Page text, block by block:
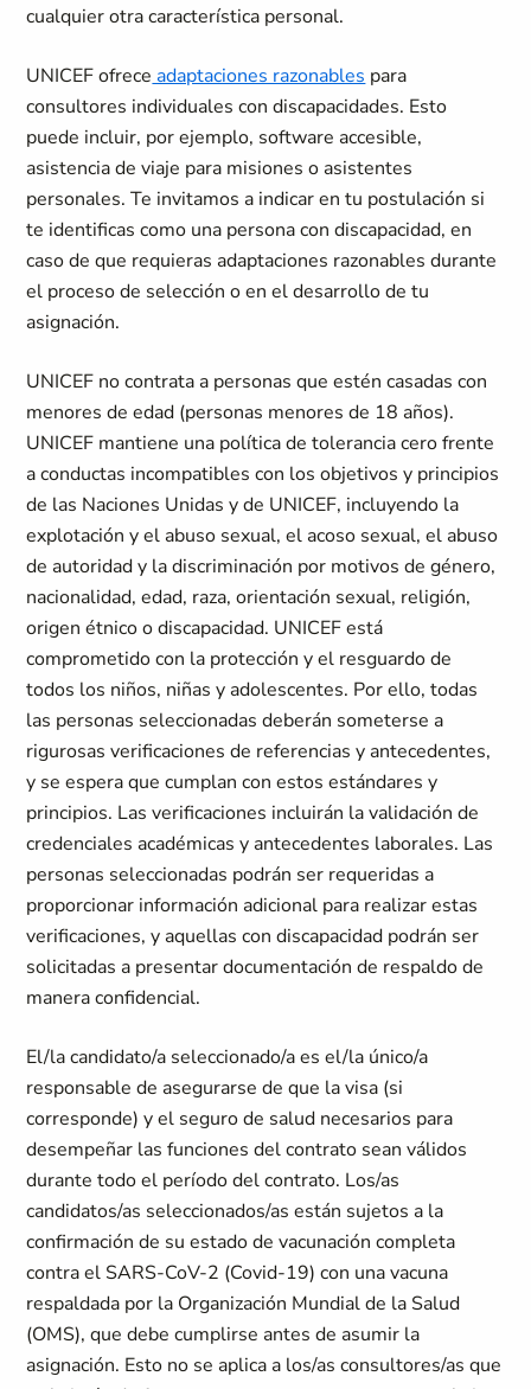
cualquier otra característica personal.
UNICEF ofrece adaptaciones razonables para
consultores individuales con discapacidades. Esto
puede incluir, por ejemplo, software accesible,
asistencia de viaje para misiones o asistentes
personales. Te invitamos a indicar en tu postulación si
te identificas como una persona con discapacidad, en
caso de que requieras adaptaciones razonables durante
el proceso de selección o en el desarrollo de tu
asignación.
UNICEF no contrata a personas que estén casadas con
menores de edad (personas menores de 18 años).
UNICEF mantiene una política de tolerancia cero frente
a conductas incompatibles con los objetivos y principios
de las Naciones Unidas y de UNICEF, incluyendo la
explotación y el abuso sexual, el acoso sexual, el abuso
de autoridad y la discriminación por motivos de género,
nacionalidad, edad, raza, orientación sexual, religión,
origen étnico o discapacidad. UNICEF está
comprometido con la protección y el resguardo de
todos los niños, niñas y adolescentes. Por ello, todas
las personas seleccionadas deberán someterse a
rigurosas verificaciones de referencias y antecedentes,
y se espera que cumplan con estos estándares y
principios. Las verificaciones incluirán la validación de
credenciales académicas y antecedentes laborales. Las
personas seleccionadas podrán ser requeridas a
proporcionar información adicional para realizar estas
verificaciones, y aquellas con discapacidad podrán ser
solicitadas a presentar documentación de respaldo de
manera confidencial.
El/la candidato/a seleccionado/a es el/la único/a
responsable de asegurarse de que la visa (si
corresponde) y el seguro de salud necesarios para
desempeñar las funciones del contrato sean válidos
durante todo el período del contrato. Los/as
candidatos/as seleccionados/as están sujetos a la
confirmación de su estado de vacunación completa
contra el SARS-CoV-2 (Covid-19) con una vacuna
respaldada por la Organización Mundial de la Salud
(OMS), que debe cumplirse antes de asumir la
asignación. Esto no se aplica a los/as consultores/as que